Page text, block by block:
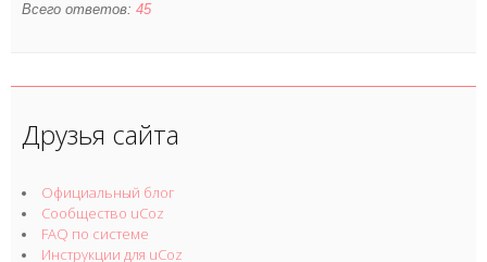
Всего ответов: 45
Друзья сайта
Официальный блог
Сообщество uCoz
FAQ по системе
Инструкции для uCoz